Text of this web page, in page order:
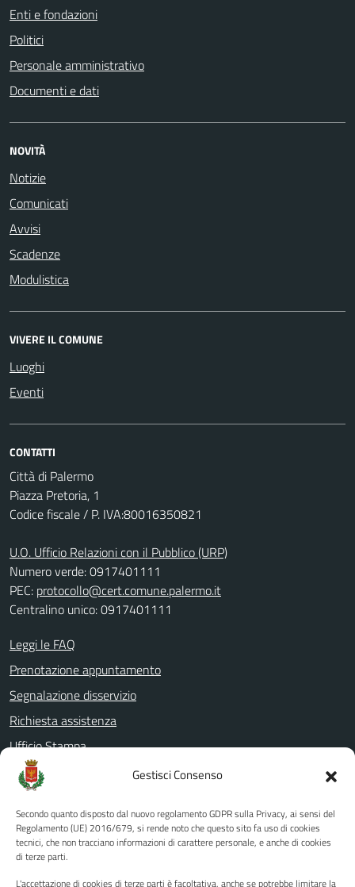
Gestisci Consenso
Secondo quanto disposto dal nuovo regolamento GDPR sulla Privacy, ai sensi del
Regolamento (UE) 2016/679, si rende noto che questo sito fa uso di cookies
tecnici, che non tracciano informazioni di carattere personale, e anche di cookies
di terze parti.
L'accettazione di cookies di terze parti è facoltativa, anche se potrebbe limitare la
Enti e fondazioni
Politici
Personale amministrativo
Documenti e dati
NOVITÀ
Notizie
Comunicati
Avvisi
Scadenze
Modulistica
VIVERE IL COMUNE
Luoghi
Eventi
CONTATTI
Città di Palermo
Piazza Pretoria, 1
Codice fiscale / P. IVA:80016350821
U.O. Ufficio Relazioni con il Pubblico (URP)
Numero verde: 0917401111
PEC: protocollo@cert.comune.palermo.it
Centralino unico: 0917401111
Leggi le FAQ
Prenotazione appuntamento
Segnalazione disservizio
Richiesta assistenza
Ufficio Stampa
Amministrazione Trasparente
Albo pretorio
Informativa privacy
Note legali